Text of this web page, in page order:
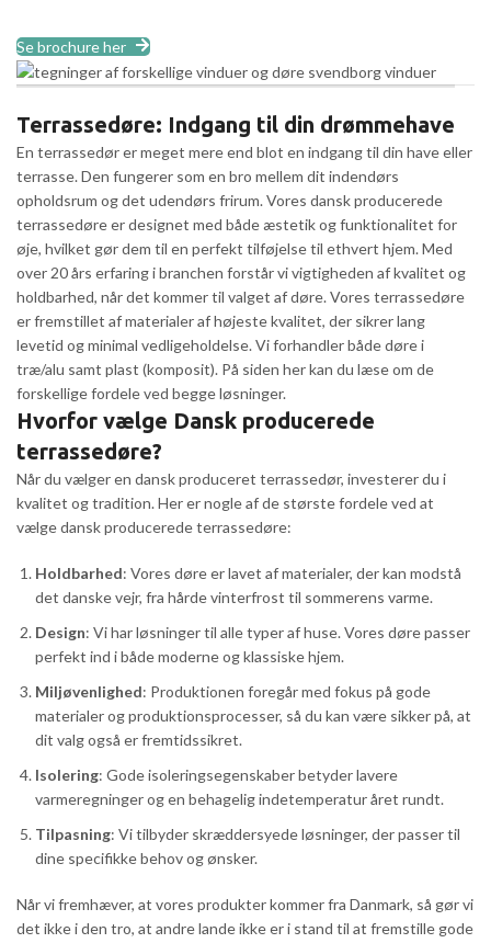
Se brochure her
Terrassedøre: Indgang til din drømmehave
En terrassedør er meget mere end blot en indgang til din have eller
terrasse. Den fungerer som en bro mellem dit indendørs
opholdsrum og det udendørs frirum. Vores dansk producerede
terrassedøre er designet med både æstetik og funktionalitet for
øje, hvilket gør dem til en perfekt tilføjelse til ethvert hjem. Med
over 20 års erfaring i branchen forstår vi vigtigheden af kvalitet og
holdbarhed, når det kommer til valget af døre. Vores terrassedøre
er fremstillet af materialer af højeste kvalitet, der sikrer lang
levetid og minimal vedligeholdelse. Vi forhandler både døre i
træ/alu samt plast (komposit). På siden her kan du læse om de
forskellige fordele ved begge løsninger.
Hvorfor vælge Dansk producerede
terrassedøre?
Når du vælger en dansk produceret terrassedør, investerer du i
kvalitet og tradition. Her er nogle af de største fordele ved at
vælge dansk producerede terrassedøre:
Holdbarhed: Vores døre er lavet af materialer, der kan modstå
det danske vejr, fra hårde vinterfrost til sommerens varme.
Design: Vi har løsninger til alle typer af huse. Vores døre passer
perfekt ind i både moderne og klassiske hjem.
Miljøvenlighed: Produktionen foregår med fokus på gode
materialer og produktionsprocesser, så du kan være sikker på, at
dit valg også er fremtidssikret.
Isolering: Gode isoleringsegenskaber betyder lavere
varmeregninger og en behagelig indetemperatur året rundt.
Tilpasning: Vi tilbyder skræddersyede løsninger, der passer til
dine specifikke behov og ønsker.
Når vi fremhæver, at vores produkter kommer fra Danmark, så gør vi
det ikke i den tro, at andre lande ikke er i stand til at fremstille gode